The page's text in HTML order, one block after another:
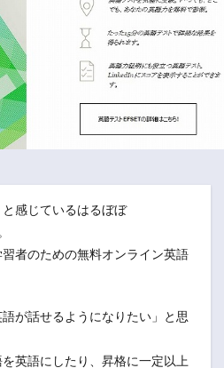
と感じているはるぼぼ
者のための無料オンライン英語
語が話せるようになりたい」と思
英語にしたり、昇格に一定以上